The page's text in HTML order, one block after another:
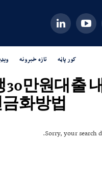
کور پاڼه تازه خبرونه
30만원대출
화방법"
Sorry, your search